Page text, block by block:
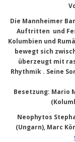
Die Mannheimer
Auftritten und
Kolumbien und
bewegt sich
überzeugt mit
Rhythmik . Seine
Besetzung: Mario
Neophytos
(Ungarn), Marc